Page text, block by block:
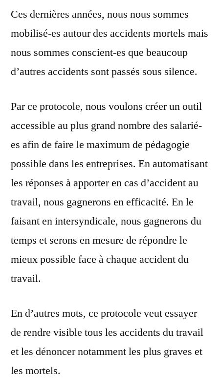
Ces dernières années, nous nous sommes
mobilisé-es autour des accidents mortels mais
nous sommes conscient-es que beaucoup
d’autres accidents sont passés sous silence.
Par ce protocole, nous voulons créer un outil
accessible au plus grand nombre des salarié-
es afin de faire le maximum de pédagogie
possible dans les entreprises. En automatisant
les réponses à apporter en cas d’accident au
travail, nous gagnerons en efficacité. En le
faisant en intersyndicale, nous gagnerons du
temps et serons en mesure de répondre le
mieux possible face à chaque accident du
travail.
En d’autres mots, ce protocole veut essayer
de rendre visible tous les accidents du travail
et les dénoncer notamment les plus graves et
les mortels.